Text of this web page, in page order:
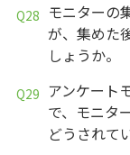
モニターの
が、集めた
しょうか。
アンケート
で、モニタ
どうされて